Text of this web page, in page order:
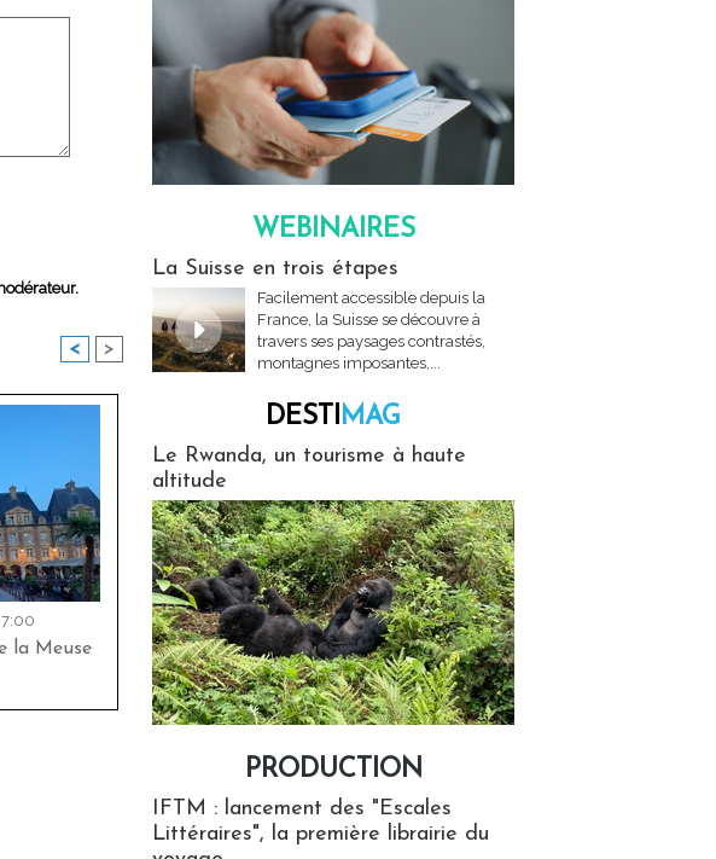
< >
la Meuse
WEBINAIRES
La Suisse en trois étapes
Facilement accessible depuis la
France, la Suisse se découvre à
travers ses paysages contrastés,
montagnes imposantes,...
DESTIMAG
Le Rwanda, un tourisme à haute
altitude
PRODUCTION
IFTM : lancement des "Escales
Littéraires", la première librairie du